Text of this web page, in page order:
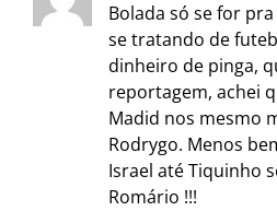
Bolada só se for
se tratando de
dinheiro de pinga,
reportagem, achei
Madid nos mesmo
Rodrygo. Menos
Israel até Tiquinho
Romário !!!